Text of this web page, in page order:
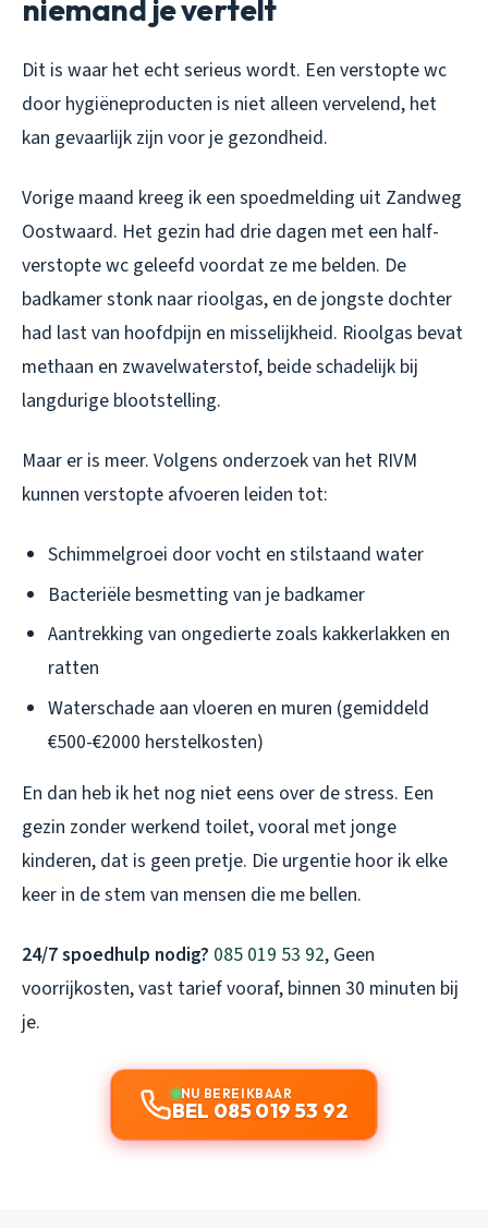
niemand je vertelt
Dit is waar het echt serieus wordt. Een verstopte wc
door hygiëneproducten is niet alleen vervelend, het
kan gevaarlijk zijn voor je gezondheid.
Vorige maand kreeg ik een spoedmelding uit Zandweg
Oostwaard. Het gezin had drie dagen met een half-
verstopte wc geleefd voordat ze me belden. De
badkamer stonk naar rioolgas, en de jongste dochter
had last van hoofdpijn en misselijkheid. Rioolgas bevat
methaan en zwavelwaterstof, beide schadelijk bij
langdurige blootstelling.
Maar er is meer. Volgens onderzoek van het RIVM
kunnen verstopte afvoeren leiden tot:
Schimmelgroei door vocht en stilstaand water
Bacteriële besmetting van je badkamer
Aantrekking van ongedierte zoals kakkerlakken en
ratten
Waterschade aan vloeren en muren (gemiddeld
€500-€2000 herstelkosten)
En dan heb ik het nog niet eens over de stress. Een
gezin zonder werkend toilet, vooral met jonge
kinderen, dat is geen pretje. Die urgentie hoor ik elke
keer in de stem van mensen die me bellen.
24/7 spoedhulp nodig? 085 019 53 92, Geen
voorrijkosten, vast tarief vooraf, binnen 30 minuten bij
je.
NU BEREIKBAAR
BEL 085 019 53 92